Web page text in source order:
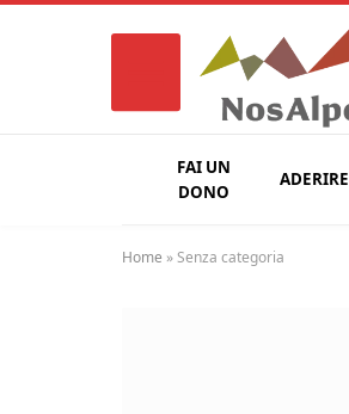
FAI UN
DONO
ADERIRE
Home »Senza categoria